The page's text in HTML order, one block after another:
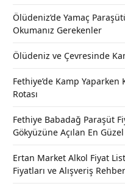
Ölüdeniz’de Yamaç
Okumanız Gerekenler
Ölüdeniz ve Çevresinde
Fethiye’de Kamp
Rotası
Fethiye Babadağ Paraşüt
Gökyüzüne Açılan En Güzel
Ertan Market Alkol Fiyat
Fiyatları ve Alışveriş